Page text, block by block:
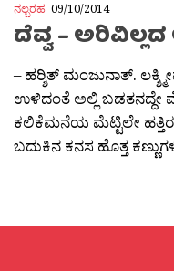
ನಲ್ಬರಹ 09/10/2014
ದೆವ್ವ –
– ಹರ‍್ಶಿತ್ ಮಂಜುನಾತ್.
ಉಳಿದಂತೆ ಅಲ್ಲಿ ಬಡತನದ್ದೇ
ಕಲಿಕೆಮನೆಯ ಮೆಟ್ಟಿಲೇ
ಬದುಕಿನ ಕನಸ ಹೊತ್ತ